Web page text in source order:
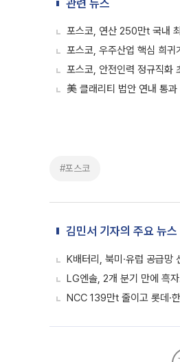
관련 뉴스
포스코, 연산 250만t 국내
포스코, 우주산업 핵심 희
포스코, 안전인력 정규직화
美 클래리티 법안 연내 통
#포스코
김민서 기자의 주요 뉴스
K배터리, 북미·유럽 공급망
LG엔솔, 2개 분기 만에 흑
NCC 139만t 줄이고 롯데·